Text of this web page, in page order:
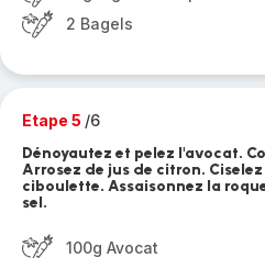
2 Bagels
Etape 5 /6
Dénoyautez et pelez l'avocat.
Arrosez de jus de citron.
ciboulette. Assaisonnez la
sel.
100g Avocat